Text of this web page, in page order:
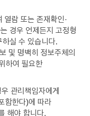
열람 또는 존재확인·
경우 언제든지 고정형
실 수 있습니다.
및 명백히 정보주체의
하여 필요한
관리책임자에게
함한다)에 따라
해야 합니다.